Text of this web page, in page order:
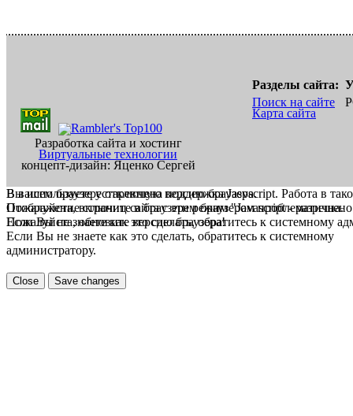
Разработка сайта и хостинг
Виртуальные технологии
концепт-дизайн: Яценко Сергей
Разделы сайта:
Поиск на сайте
Карта сайта
В вашем браузере отключена поддержка Jasvscript. Работа в
Пожалуйста, включите в браузере режим "Javascript -
Если Вы не знаете как это сделать, обратитесь к системному
Вы используете устаревшую версию браузера.
Отображение страниц сайта с этим браузером проблематична.
Пожалуйста, обновите версию браузера!
Если Вы не знаете как это сделать, обратитесь к системному
администратору.
Close Save changes